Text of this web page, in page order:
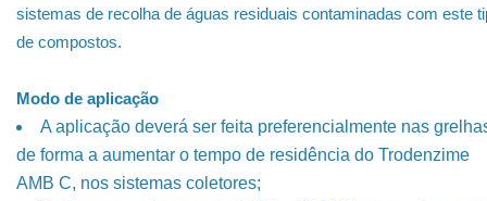
sistemas de recolha de águas residuais contaminadas com este
de compostos.
Modo de aplicação
A aplicação deverá ser feita preferencialmente nas
de forma a aumentar o tempo de residência do Trodenzime
AMB C, nos sistemas coletores;